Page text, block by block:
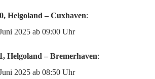
Helgoland – Cuxhaven:
2025 ab 09:00 Uhr
Helgoland – Bremerhaven:
2025 ab 08:50 Uhr